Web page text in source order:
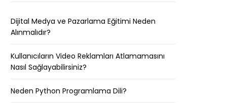
Dijital Medya ve Pazarlama Eğitimi Neden
Alınmalıdır?
Kullanıcıların Video Reklamları Atlamamasını
Nasıl Sağlayabilirsiniz?
Neden Python Programlama Dili?